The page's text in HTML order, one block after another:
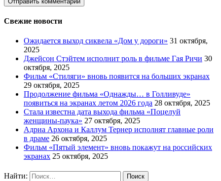
Свежие новости
Ожидается выход сиквела «Дом у дороги» 31 октября,
2025
Джейсон Стэйтем исполнит роль в фильме Гая Ричи 30
октября, 2025
Фильм «Стиляги» вновь появится на больших экранах
29 октября, 2025
Продолжение фильма «Однажды… в Голливуде»
появиться на экранах летом 2026 года 28 октября, 2025
Стала известна дата выхода фильма «Поцелуй
женщины-паука» 27 октября, 2025
Адриа Архона и Каллум Тернер исполнят главные роли
в драме 26 октября, 2025
Фильм «Пятый элемент» вновь покажут на российских
экранах 25 октября, 2025
Найти: